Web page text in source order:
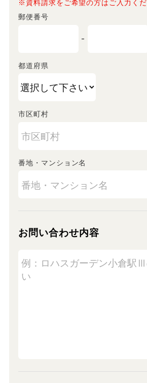
郵便番号
-
都道府県
市区町村
番地・マンション名
お問い合わせ内容